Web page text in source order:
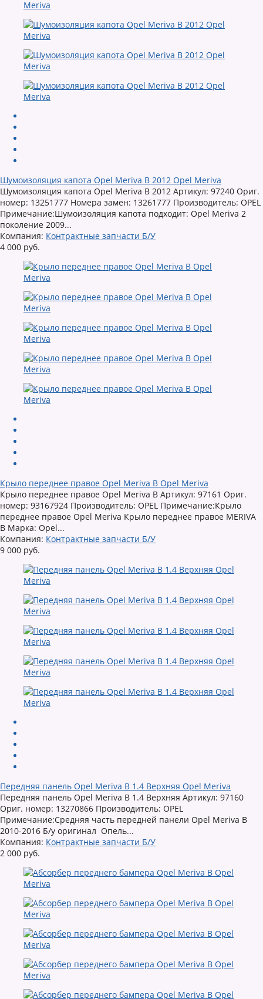
Шумоизоляция капота Opel Meriva B 2012 Opel Meriva
Шумоизоляция капота Opel Meriva B 2012 Артикул: 97240 Ориг.
номер: 13251777 Номера замен: 13261777 Производитель: OPEL
Примечание:Шумоизоляция капота подходит: Opel Meriva 2
поколение 2009...
Компания: Контрактные запчасти Б/У
4 000 руб.
Крыло переднее правое Opel Meriva B Opel Meriva
Крыло переднее правое Opel Meriva B Артикул: 97161 Ориг.
номер: 93167924 Производитель: OPEL Примечание:Крыло
переднее правое Opel Meriva Крыло переднее правое MERIVA
B Марка: Opel...
Компания: Контрактные запчасти Б/У
9 000 руб.
Передняя панель Opel Meriva B 1.4 Верхняя Opel Meriva
Передняя панель Opel Meriva B 1.4 Верхняя Артикул: 97160
Ориг. номер: 13270866 Производитель: OPEL
Примечание:Средняя часть передней панели Opel Meriva B
2010-2016 Б/у оригинал Опель...
Компания: Контрактные запчасти Б/У
2 000 руб.